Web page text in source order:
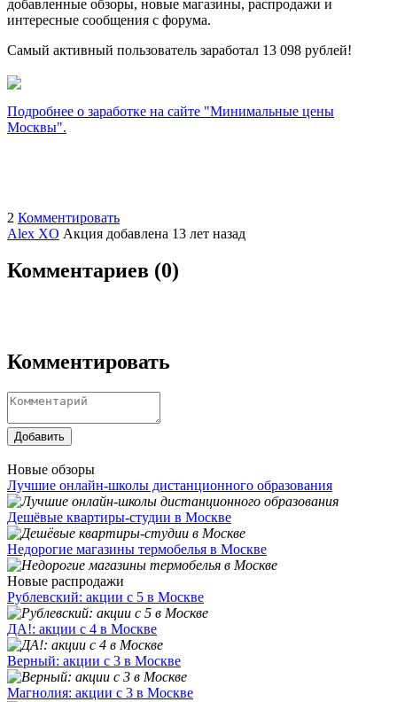
добавленные обзоры, новые магазины, распродажи и
интересные сообщения с форума.
Самый активный пользователь заработал 13 098 рублей!
Подробнее о заработке на сайте "Минимальные цены
Москвы".
2 Комментировать
Alex XO Акция добавлена 13 лет назад
Комментариев (0)
Комментировать
Добавить
Новые обзоры
Лучшие онлайн-школы дистанционного образования
Дешёвые квартиры-студии в Москве
Недорогие магазины термобелья в Москве
Новые распродажи
Рублевский: акции с 5 в Москве
ДА!: акции с 4 в Москве
Верный: акции с 3 в Москве
Магнолия: акции с 3 в Москве